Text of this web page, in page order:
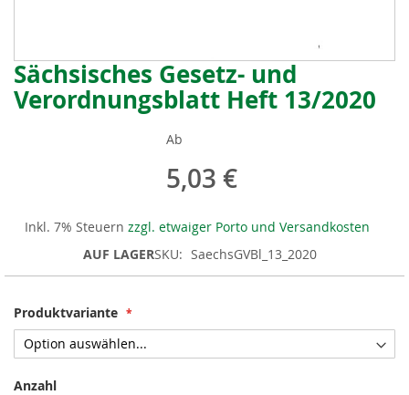
Sächsisches Gesetz- und
Verordnungsblatt Heft 13/2020
Ab
5,03 €
Inkl. 7% Steuern zzgl. etwaiger Porto und Versandkosten
AUF LAGERSKU SaechsGVBl_13_2020
Produktvariante
Anzahl
Zum
Anfang
der